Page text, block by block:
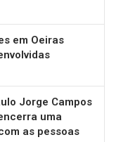
em Oeiras
Jorge Campos
uma
as pessoas